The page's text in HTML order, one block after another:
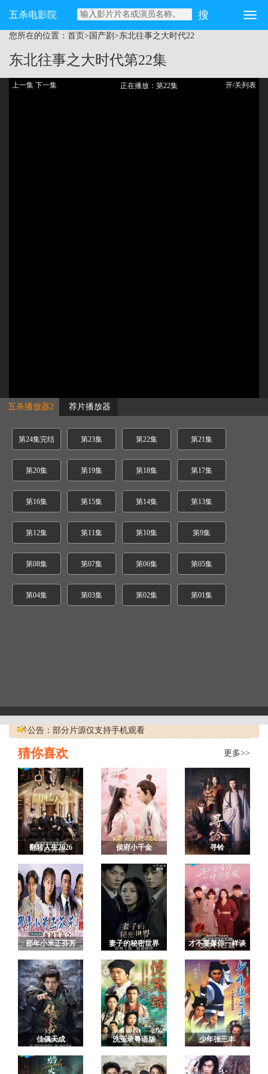
五杀电影院
您所在的位置： 首页> 国产剧 >东北往事之大时代22
东北往事之大时代第22集
上一集 下一集 正在播放：第22集 开/关列表
五杀播放器2 荐片播放器
第24集完结 第23集 第22集 第21集
第20集 第19集 第18集 第17集
第16集 第15集 第14集 第13集
第12集 第11集 第10集 第9集
第08集 第07集 第06集 第05集
第04集 第03集 第02集 第01集
公告：部分片源仅支持手机观看
更多>>
猜你喜欢
翻转人生2026 侯府小千金 寻铃
那年小米正芬芳 妻子的秘密世界
才不要像你一样谈
佳偶天成 洗冤录粤语版 少年张三丰